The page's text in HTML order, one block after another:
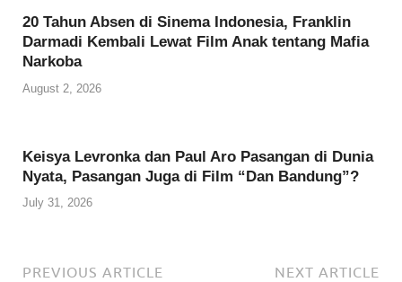
20 Tahun Absen di Sinema Indonesia, Franklin
Darmadi Kembali Lewat Film Anak tentang Mafia
Narkoba
August 2, 2026
Keisya Levronka dan Paul Aro Pasangan di Dunia
Nyata, Pasangan Juga di Film “Dan Bandung”?
July 31, 2026
PREVIOUS ARTICLE NEXT ARTICLE